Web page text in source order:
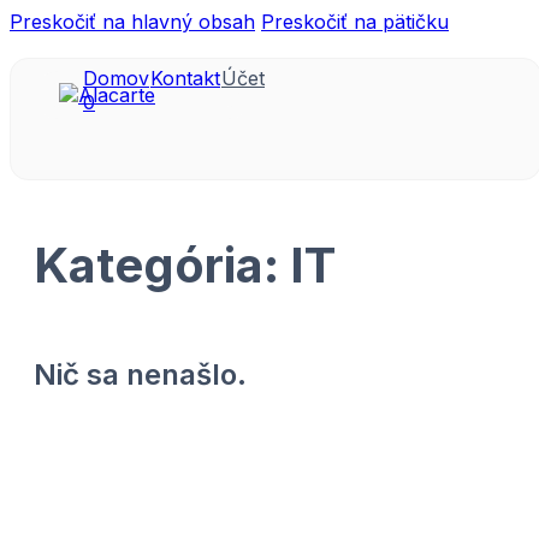
Preskočiť na hlavný obsah Preskočiť na pätičku
DomovKontaktÚčet
0
Kategória: IT
Nič sa nenašlo.